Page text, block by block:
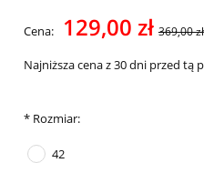
Cena: 129,00 zł 369,00 zł
Najniższa cena z 30 dni przed tą
* Rozmiar:
42